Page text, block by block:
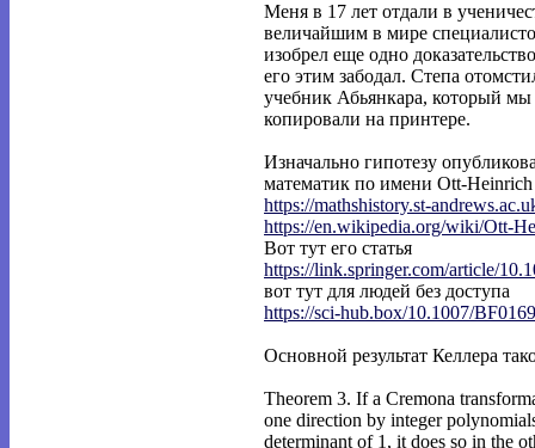
Меня в 17 лет отдали в
величайшим в мире
изобрел еще одно
его этим забодал. Степа
учебник Абьянкара, который
копировали на принтере.
Изначально гипотезу
математик по имени Ott-
https://mathshistory.st-
https://en.wikipedia.org/wiki/Ott-
Вот тут его статья
https://link.springer.com/article/
вот тут для людей без доступа
https://sci-hub.box/10.1007/
Основной результат Келлера
Theorem 3. If a Cremona
one direction by integer
determinant of 1, it does so in the